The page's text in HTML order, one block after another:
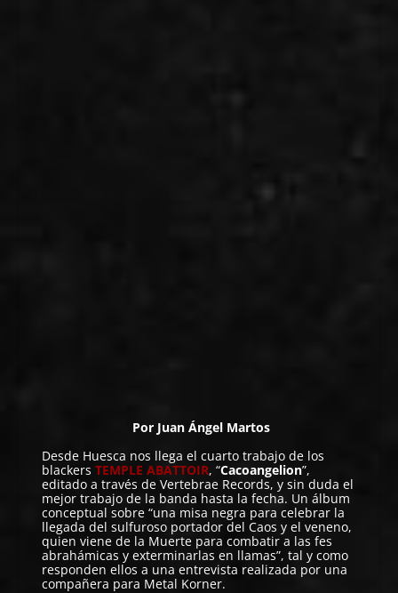
Por Juan Ángel Martos
Desde Huesca nos llega el cuarto trabajo de los
blackersTEMPLE ABATTOIR, “Cacoangelion”,
editado a través de Vertebrae Records, y sin duda el
mejor trabajo de la banda hasta la fecha. Un álbum
conceptual sobre “una misa negra para celebrar la
llegada del sulfuroso portador del Caos y el veneno,
quien viene de la Muerte para combatir a las fes
abrahámicas y exterminarlas en llamas”, tal y como
responden ellos a una entrevista realizada por una
compañera para Metal Korner.